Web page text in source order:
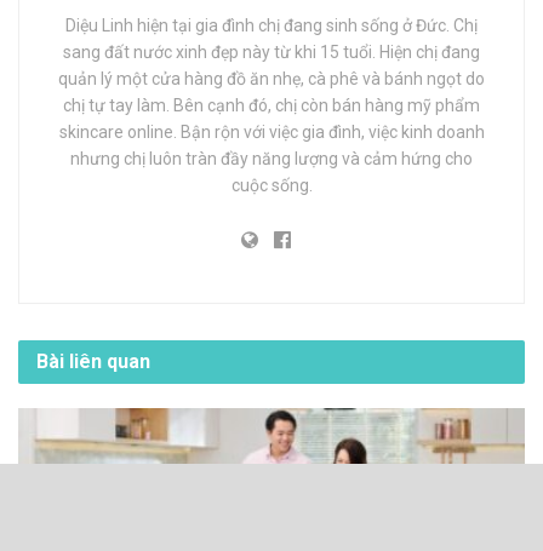
Diệu Linh hiện tại gia đình chị đang sinh sống ở Đức. Chị
sang đất nước xinh đẹp này từ khi 15 tuổi. Hiện chị đang
quản lý một cửa hàng đồ ăn nhẹ, cà phê và bánh ngọt do
chị tự tay làm. Bên cạnh đó, chị còn bán hàng mỹ phẩm
skincare online. Bận rộn với việc gia đình, việc kinh doanh
nhưng chị luôn tràn đầy năng lượng và cảm hứng cho
cuộc sống.
Bài liên quan